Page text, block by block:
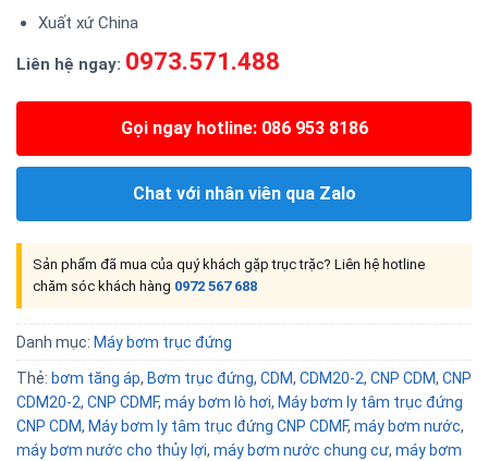
Xuất xứ China
Liên hệ ngay: 0973.571.488
Gọi ngay hotline: 086 953 8186
Chat với nhân viên qua Zalo
Sản phẩm đã mua của quý khách gặp trục trặc? Liên hệ hotline
chăm sóc khách hàng 0972 567 688
Danh mục: Máy bơm trục đứng
Thẻ: bơm tăng áp, Bơm trục đứng, CDM, CDM20-2, CNP CDM, CNP
CDM20-2, CNP CDMF, máy bơm lò hơi, Máy bơm ly tâm trục đứng
CNP CDM, Máy bơm ly tâm trục đứng CNP CDMF, máy bơm nước,
máy bơm nước cho thủy lợi, máy bơm nước chung cư, máy bơm